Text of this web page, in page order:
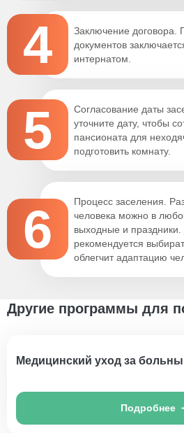
4
Заключение договора.
документов
интернатом.
5
Согласование даты
уточните дату, чтобы
пансионата для
подготовить комнату.
6
Процесс заселения.
человека можно в
выходные и праздники.
рекомендуется
облегчит адаптацию
Другие программы для
Медицинский уход за
Подробнее